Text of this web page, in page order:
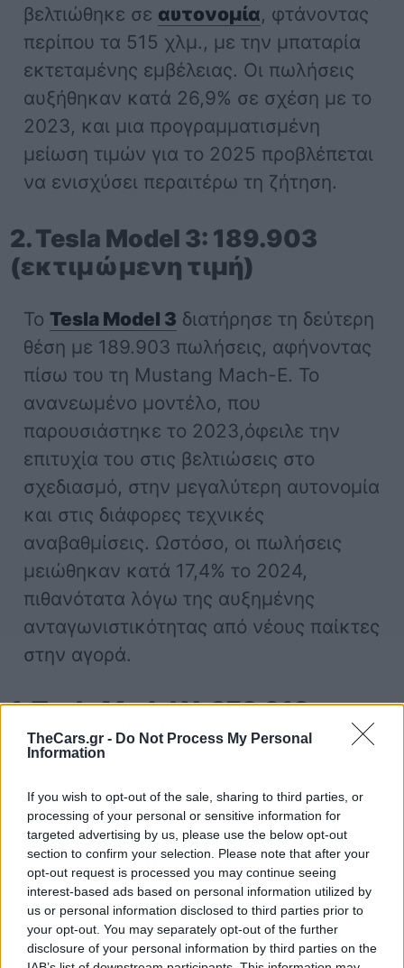
TheCars.gr - Do Not Process My Personal
Information
If you wish to opt-out of the sale, sharing to third parties, or
processing of your personal or sensitive information for
targeted advertising by us, please use the below opt-out
section to confirm your selection. Please note that after your
opt-out request is processed you may continue seeing
interest-based ads based on personal information utilized by
us or personal information disclosed to third parties prior to
your opt-out. You may separately opt-out of the further
disclosure of your personal information by third parties on the
βελτιώθηκε σε αυτονομία, φτάνοντας
περίπου τα 515 χλμ., με την μπαταρία
εκτεταμένης εμβέλειας. Οι πωλήσεις
αυξήθηκαν κατά 26,9% σε σχέση με το
2023, και μια προγραμματισμένη
μείωση τιμών για το 2025 προβλέπεται
να ενισχύσει περαιτέρω τη ζήτηση.
2. Tesla Model 3: 189.903
(εκτιμώμενη τιμή)
ΤοTesla Model 3 διατήρησε τη δεύτερη
θέση με 189.903 πωλήσεις, αφήνοντας
πίσω του τη Mustang Mach-E. Το
ανανεωμένο μοντέλο, που
παρουσιάστηκε το 2023,όφειλε την
επιτυχία του στις βελτιώσεις στο
σχεδιασμό, στην μεγαλύτερη αυτονομία
και στις διάφορες τεχνικές
αναβαθμίσεις. Ωστόσο, οι πωλήσεις
μειώθηκαν κατά 17,4% το 2024,
πιθανότατα λόγω της αυξημένης
ανταγωνιστικότητας από νέους παίκτες
στην αγορά.
1. Tesla Model Y: 372.613
(εκτιμώμενη τιμή)
ΤοTesla Model Yήταν, για άλλη μια
χρονιά, το δημοφιλέστερο ηλεκτρικό
όχημα στις ΗΠΑ, με τις πωλήσεις του
να φτάνουν τις 372.613 μονάδες. Αν
και παρατηρήθηκε πτώση 6,6% στις
πωλήσεις το 2024, κανένας
ανταγωνιστής δεν κατάφερε να